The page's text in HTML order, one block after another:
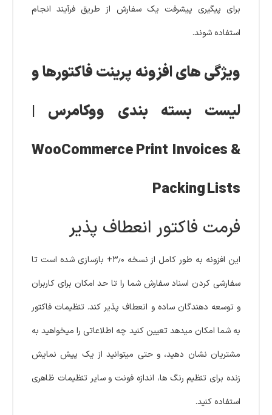
برای پیگیری پیشرفت یک سفارش از طریق فرآیند انجام
استفاده شوند.
ویژگی های افزونه پرینت فاکتورها و
لیست بسته بندی ووکامرس |
WooCommerce Print Invoices &
Packing Lists
فرمت فاکتور انعطاف پذیر
این افزونه به طور کامل از نسخه ۳٫۰+ بازسازی شده است تا
سفارشی کردن اسناد سفارش شما را تا حد امکان برای کاربران
و توسعه دهندگان ساده و انعطاف پذیر کند. تنظیمات فاکتور
به شما امکان میدهد تعیین کنید چه اطلاعاتی را میخواهید به
مشتریان نشان دهید، و حتی میتوانید از یک پیش نمایش
زنده برای تنظیم رنگ ها، اندازه فونت و سایر تنظیمات ظاهری
استفاده کنید.